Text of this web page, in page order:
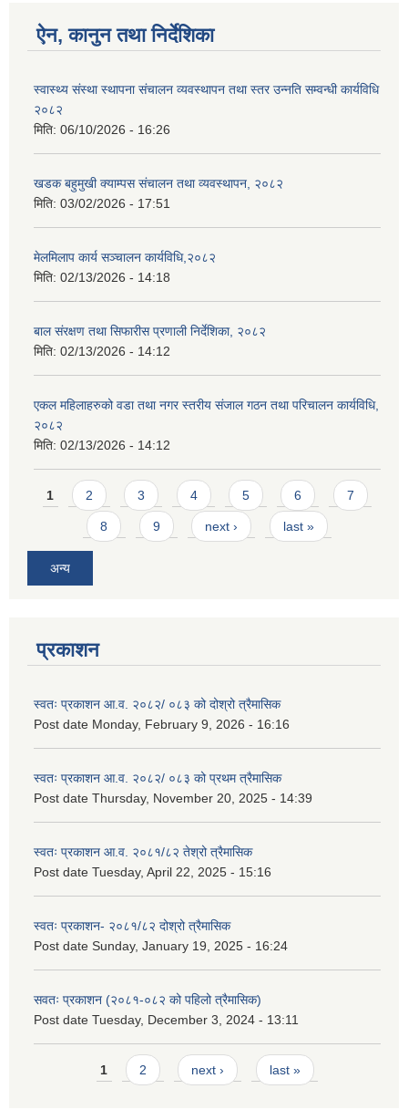
ऐन, कानुन तथा निर्देशिका
स्वास्थ्य संस्था स्थापना संचालन व्यवस्थापन तथा स्तर उन्नति सम्वन्धी कार्यविधि
२०८२
मिति: 06/10/2026 - 16:26
खडक बहुमुखी क्याम्पस संचालन तथा व्यवस्थापन, २०८२
मिति: 03/02/2026 - 17:51
मेलमिलाप कार्य सञ्चालन कार्यविधि,२०८२
मिति: 02/13/2026 - 14:18
बाल संरक्षण तथा सिफारीस प्रणाली निर्देशिका, २०८२
मिति: 02/13/2026 - 14:12
एकल महिलाहरुको वडा तथा नगर स्तरीय संजाल गठन तथा परिचालन कार्यविधि,
२०८२
मिति: 02/13/2026 - 14:12
Pages
1 2 3 4 5 6 7
8 9 next › last »
अन्य
प्रकाशन
स्वतः प्रकाशन आ.व. २०८२/ ०८३ को दोश्रो त्रैमासिक
Post date Monday, February 9, 2026 - 16:16
स्वतः प्रकाशन आ.व. २०८२/ ०८३ को प्रथम त्रैमासिक
Post date Thursday, November 20, 2025 - 14:39
स्वतः प्रकाशन आ.व. २०८१/८२ तेश्रो त्रैमासिक
Post date Tuesday, April 22, 2025 - 15:16
स्वतः प्रकाशन- २०८१/८२ दोश्रो त्रैमासिक
Post date Sunday, January 19, 2025 - 16:24
सवतः प्रकाशन (२०८१-०८२ को पहिलो त्रैमासिक)
Post date Tuesday, December 3, 2024 - 13:11
Pages1 2 next › last »